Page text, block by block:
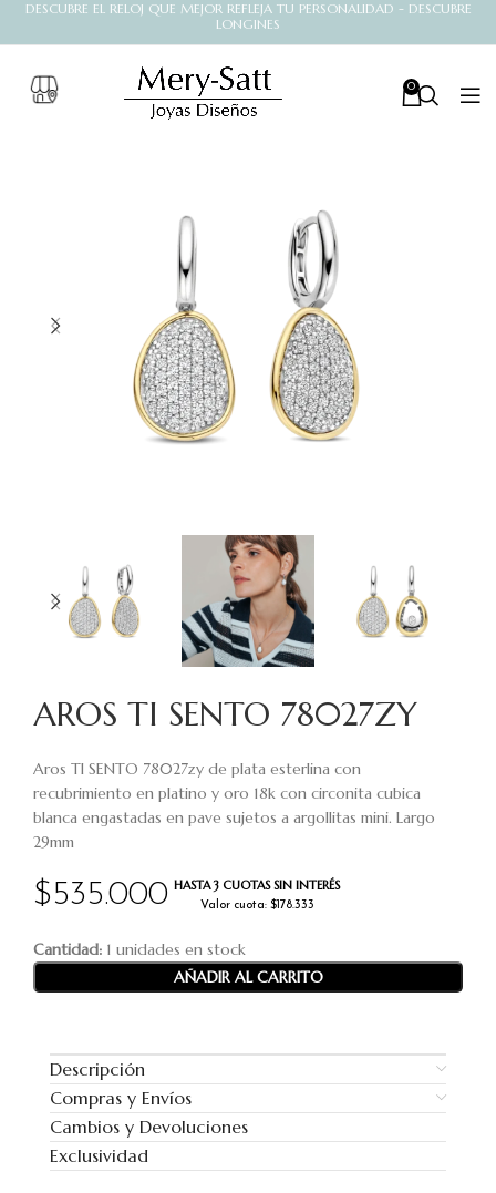
DESCUBRE EL RELOJ QUE MEJOR REFLEJA TU PERSONALIDAD - DESCUBRE
LONGINES
0
AROS TI SENTO 78027ZY
$535.000 HASTA 3 CUOTAS SIN INTERÉS
Valor cuota: $178.333
Aros TI SENTO 78027zy de plata esterlina con
recubrimiento en platino y oro 18k con circonita cubica
blanca engastadas en pave sujetos a argollitas mini. Largo
29mm
Cantidad: 1 unidades en stock
AÑADIR AL CARRITO
Descripción
Compras y Envíos
Cambios y Devoluciones
Exclusividad